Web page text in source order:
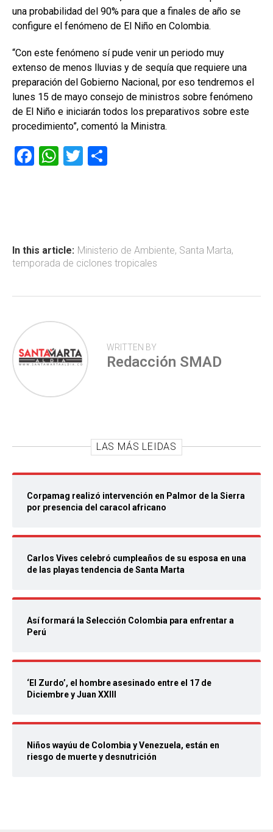
una probabilidad del 90% para que a finales de año se
configure el fenómeno de El Niño en Colombia.
“Con este fenómeno sí pude venir un periodo muy
extenso de menos lluvias y de sequía que requiere una
preparación del Gobierno Nacional, por eso tendremos el
lunes 15 de mayo consejo de ministros sobre fenómeno
de El Niño e iniciarán todos los preparativos sobre este
procedimiento”, comentó la Ministra.
F
ok
W
p
p
T
tir
In this article: Ministerio de Ambiente, Santa Marta,
temporada de ciclones tropicales
WRITTEN BY
Redacción SMAD
LAS MÁS LEIDAS
Corpamag realizó intervención en Palmor de la Sierra
por presencia del caracol africano
Carlos Vives celebró cumpleaños de su esposa en una
de las playas tendencia de Santa Marta
Así formará la Selección Colombia para enfrentar a
Perú
‘El Zurdo’, el hombre asesinado entre el 17 de
Diciembre y Juan XXIII
Niños wayúu de Colombia y Venezuela, están en
riesgo de muerte y desnutrición